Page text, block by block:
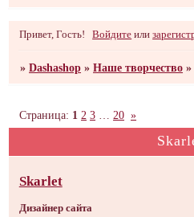
Привет, Гость! Войдите или
»Dashashop »Наше творчество
Страница: 1 2 3 20 »
Skarlet
Дизайнер сайта